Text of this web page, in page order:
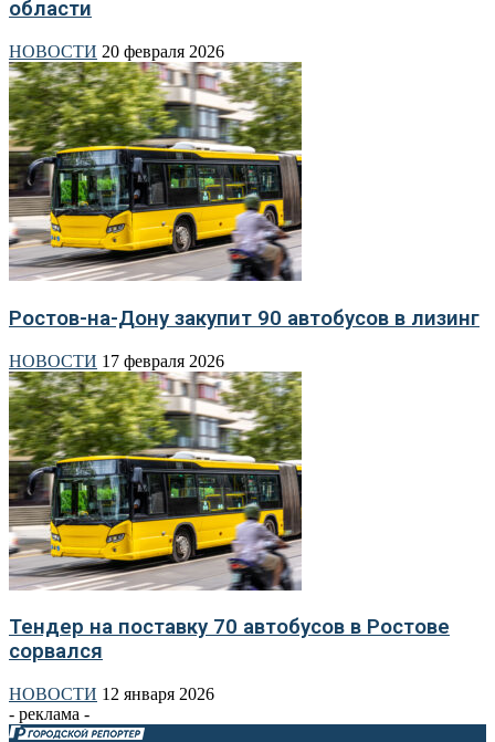
области
НОВОСТИ 20 февраля 2026
Ростов-на-Дону закупит 90 автобусов в лизинг
НОВОСТИ 17 февраля 2026
Тендер на поставку 70 автобусов в Ростове
сорвался
НОВОСТИ 12 января 2026
- реклама -